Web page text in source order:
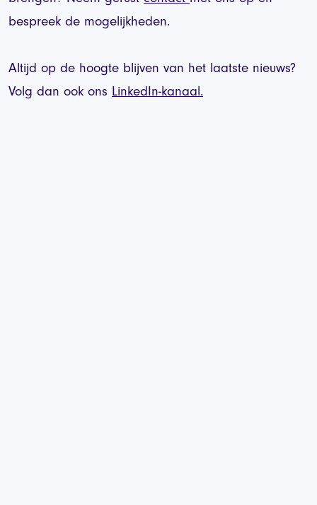
bespreek de mogelijkheden.
Altijd op de hoogte blijven van het laatste nieuws?
Volg dan ook ons LinkedIn-kanaal.